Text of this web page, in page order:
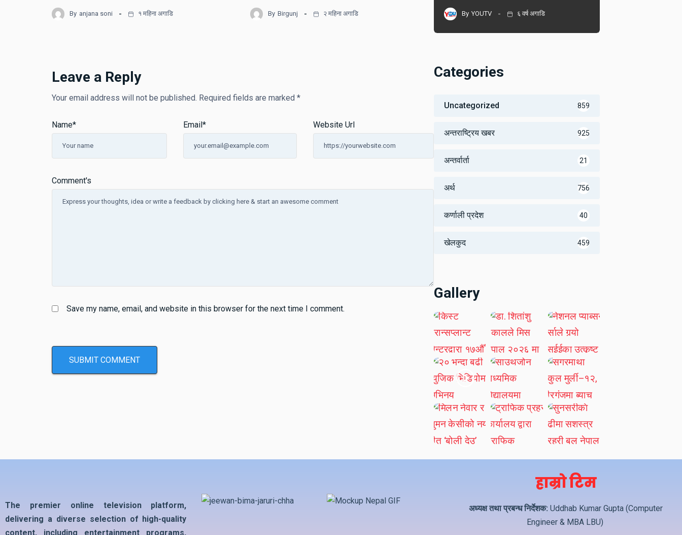
By anjana soni १ महिना अगाडि By Birgunj २ महिना अगाडि
Leave a Reply
Your email address will not be published. Required fields are marked *
Comment's
Name* Email* Website Url
Save my name, email, and website in this browser for the next time I comment.
By YOUTV ६ वर्ष अगाडि
Categories
Uncategorized 859
अन्तराष्ट्रिय खबर 925
अन्तर्वार्ता 21
अर्थ 756
कर्णाली प्रदेश 40
खेलकुद 459
Gallery
The premier online television platform,
delivering a diverse selection of high-quality
content, including entertainment programs,
हाम्रो टिम
अध्यक्ष तथा प्रबन्ध निर्देशक:Uddhab Kumar Gupta (Computer
Engineer & MBA LBU)